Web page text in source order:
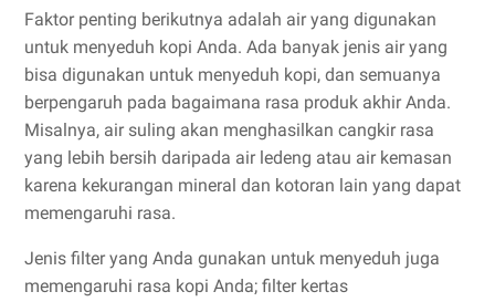
Faktor penting berikutnya adalah air yang digunakan
untuk menyeduh kopi Anda. Ada banyak jenis air yang
bisa digunakan untuk menyeduh kopi, dan semuanya
berpengaruh pada bagaimana rasa produk akhir Anda.
Misalnya, air suling akan menghasilkan cangkir rasa
yang lebih bersih daripada air ledeng atau air kemasan
karena kekurangan mineral dan kotoran lain yang dapat
memengaruhi rasa.
Jenis filter yang Anda gunakan untuk menyeduh juga
memengaruhi rasa kopi Anda; filter kertas